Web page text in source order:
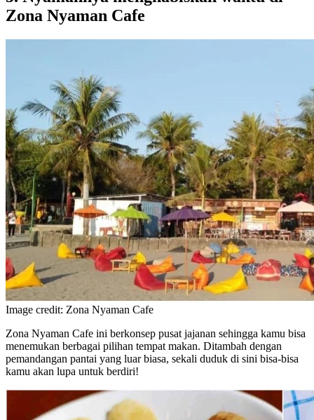
Zona Nyaman Cafe
Image credit: Zona Nyaman Cafe
Zona Nyaman Cafe ini berkonsep pusat jajanan sehingga kamu bisa
menemukan berbagai pilihan tempat makan. Ditambah dengan
pemandangan pantai yang luar biasa, sekali duduk di sini bisa-bisa
kamu akan lupa untuk berdiri!